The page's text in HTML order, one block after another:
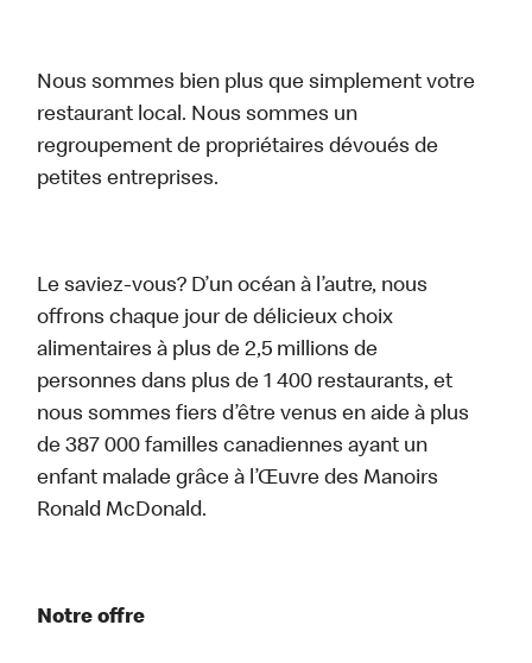
Nous sommes bien plus que simplement votre
restaurant local. Nous sommes un
regroupement de propriétaires dévoués de
petites entreprises.
Le saviez-vous? D’un océan à l’autre, nous
offrons chaque jour de délicieux choix
alimentaires à plus de 2,5 millions de
personnes dans plus de 1 400 restaurants, et
nous sommes fiers d’être venus en aide à plus
de 387 000 familles canadiennes ayant un
enfant malade grâce à l’Œuvre des Manoirs
Ronald McDonald.
Notre offre